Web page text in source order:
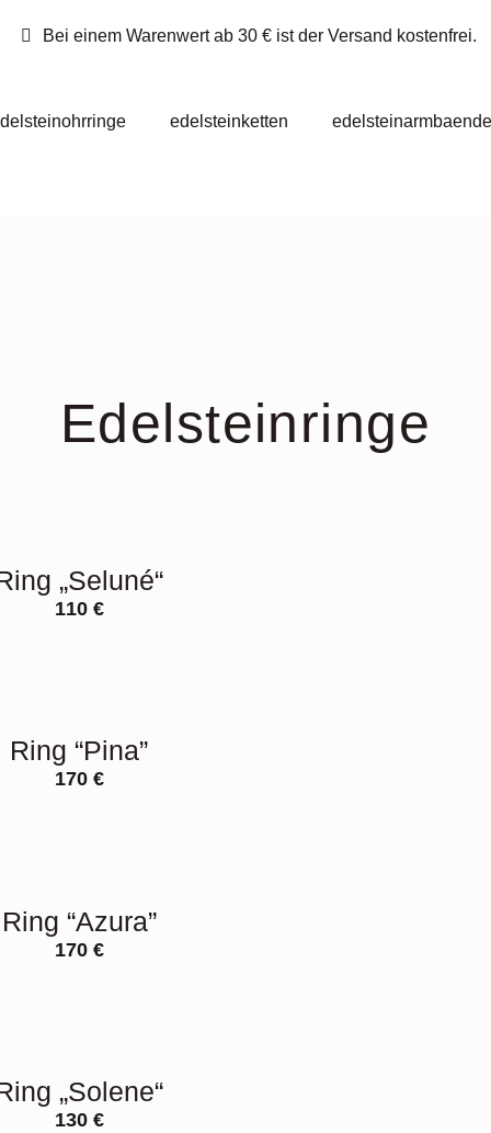
Bei einem Warenwert ab 30 € ist der Versand kostenfrei.
edelsteinketten
Edelsteinringe
„Seluné“
110 €
Ring “Pina”
170 €
Ring “Azura”
170 €
„Solene“
130 €